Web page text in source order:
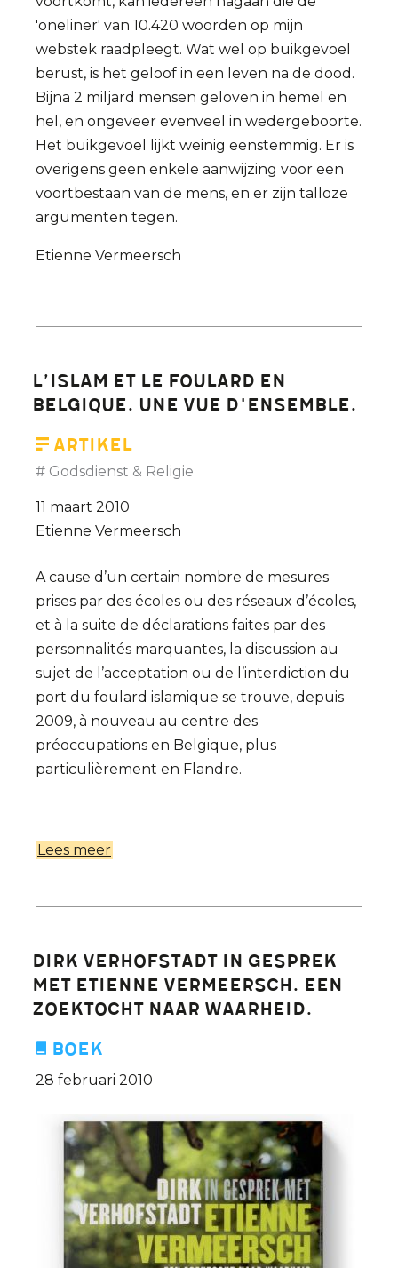
'oneliner' van 10.420 woorden op mijn
webstek raadpleegt. Wat wel op buikgevoel
berust, is het geloof in een leven na de dood.
Bijna 2 miljard mensen geloven in hemel en
hel, en ongeveer evenveel in wedergeboorte.
Het buikgevoel lijkt weinig eenstemmig. Er is
overigens geen enkele aanwijzing voor een
voortbestaan van de mens, en er zijn talloze
argumenten tegen.
Etienne Vermeersch
L’Islam et le foulard en
Belgique. Une vue d'ensemble.
Artikel
Godsdienst & Religie
11 maart 2010
Etienne Vermeersch
A cause d’un certain nombre de mesures
prises par des écoles ou des réseaux d’écoles,
et à la suite de déclarations faites par des
personnalités marquantes, la discussion au
sujet de l’acceptation ou de l’interdiction du
port du foulard islamique se trouve, depuis
2009, à nouveau au centre des
préoccupations en Belgique, plus
particulièrement en Flandre.
Lees meer
en
Belgique.
Une
Dirk Verhofstadt in gesprek
met Etienne Vermeersch. Een
zoektocht naar waarheid.
Boek
28 februari 2010